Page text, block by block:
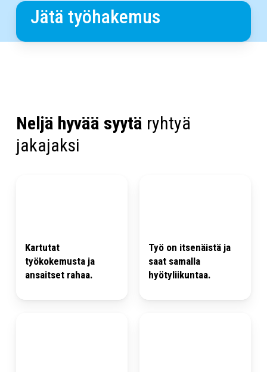
Täytä
työhakemus
Jätä työhakemus
Neljä hyvää syytä ryhtyä
jakajaksi
Kartutat
työkokemusta ja
ansaitset rahaa.
Työ on itsenäistä ja
saat samalla
hyötyliikuntaa.